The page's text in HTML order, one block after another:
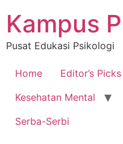
content
Kampus
Pusat Edukasi Psikologi
Home Editor’s Picks
Kesehatan Mental
Serba-Serbi